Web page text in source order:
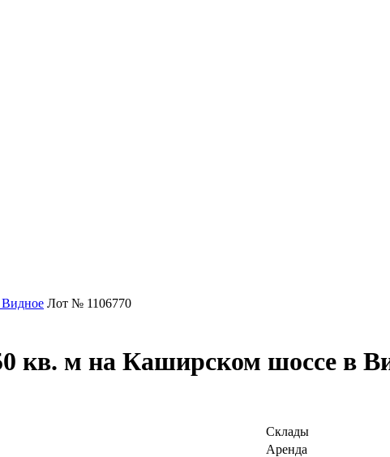
Лот № 1106770
кв. м на Каширском шоссе в
Склады
Аренда